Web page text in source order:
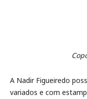
A Nadir Figueiredo
variados e com